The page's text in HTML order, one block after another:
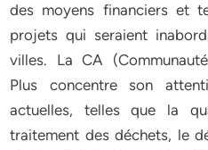
des moyens financiers et
projets qui seraient
villes. La CA
Plus concentre son
actuelles, telles que la
traitement des déchets, le